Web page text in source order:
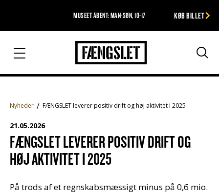
MUSEET ÅBENT: MAN-SØN, 10-17 KØB BILLET
Fængslet
Søg
Nyheder FÆNGSLET leverer positiv drift og høj aktivitet i 2025
21.05.2026
FÆNGSLET LEVERER POSITIV DRIFT OG
HØJ AKTIVITET I 2025
På trods af et regnskabsmæssigt minus på 0,6 mio.